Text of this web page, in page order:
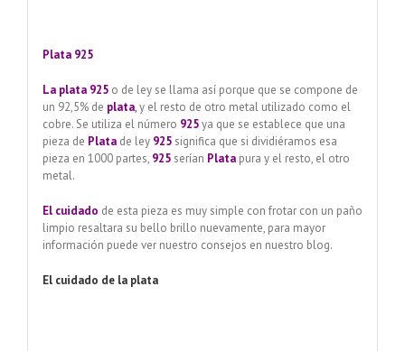
Plata 925
La plata 925o de ley se llama así porque que se compone de
un 92,5% de plata,y el resto de otro metal utilizado como el
cobre. Se utiliza el número 925ya que se establece que una
pieza de Platade ley 925significa que si dividiéramos esa
pieza en 1000 partes, 925serían Plata pura y el resto, el otro
metal.
El cuidado de esta pieza es muy simple con frotar con un paño
limpio resaltara su bello brillo nuevamente, para mayor
información puede ver nuestro consejos en nuestro blog.
El cuidado de la plata